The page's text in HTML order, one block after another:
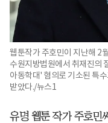
웹툰작가 주호민이 지난해 2
수원지방법원에서 취재진의
아동학대' 혐의로 기소된 특
받았다./뉴스1
유명 웹툰 작가 주호민